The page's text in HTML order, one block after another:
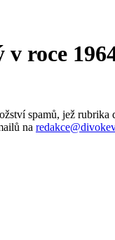
roce
spamů, jež
na